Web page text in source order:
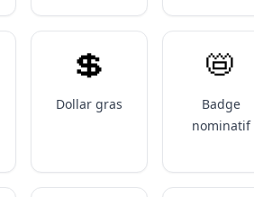
💲
Dollar gras
📛
Badge
nominatif